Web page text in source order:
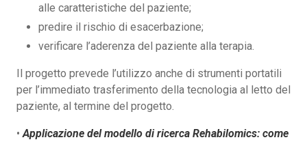
alle caratteristiche del paziente;
predire il rischio di esacerbazione;
verificare l’aderenza del paziente alla terapia.
Il progetto prevede l’utilizzo anche di strumenti portatili
per l’immediato trasferimento della tecnologia al letto del
paziente, al termine del progetto.
• Applicazione del modello di ricerca Rehabilomics: come